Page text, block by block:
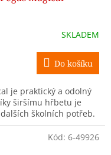
SKLADEM
Do košíku
je praktický a odolný
širšímu hřbetu je
školních potřeb.
Kód: 6-49926